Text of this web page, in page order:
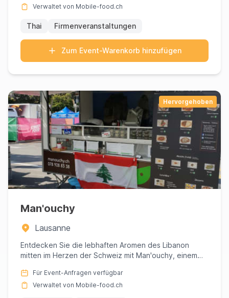
Verwaltet von Mobile-food.ch
Thai Firmenveranstaltungen
Zum Event-Warenkorb hinzufügen
Hervorgehoben
Man'ouchy
Lausanne
Entdecken Sie die lebhaften Aromen des Libanon
mitten im Herzen der Schweiz mit Man'ouchy, einem
Für Event-Anfragen verfügbar
Verwaltet von Mobile-food.ch